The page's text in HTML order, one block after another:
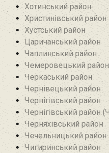
Хотинський район‎
Христинівський район
Хустський район
Царичанський район
Чаплинський район
Чемеровецький район
Черкаський район
Чернівецький район
Чернігівський район
Чернігівський район
Черняхівський район‎
Чечельницький район
Чигиринський район